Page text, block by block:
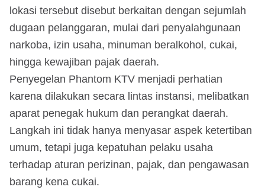
lokasi tersebut disebut berkaitan dengan sejumlah
dugaan pelanggaran, mulai dari penyalahgunaan
narkoba, izin usaha, minuman beralkohol, cukai,
hingga kewajiban pajak daerah.
Penyegelan Phantom KTV menjadi perhatian
karena dilakukan secara lintas instansi, melibatkan
aparat penegak hukum dan perangkat daerah.
Langkah ini tidak hanya menyasar aspek ketertiban
umum, tetapi juga kepatuhan pelaku usaha
terhadap aturan perizinan, pajak, dan pengawasan
barang kena cukai.